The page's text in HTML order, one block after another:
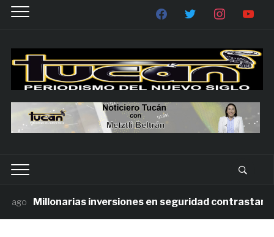
Millonarias inversiones en seguridad contrastan con